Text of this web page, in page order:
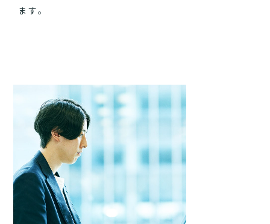
ます。